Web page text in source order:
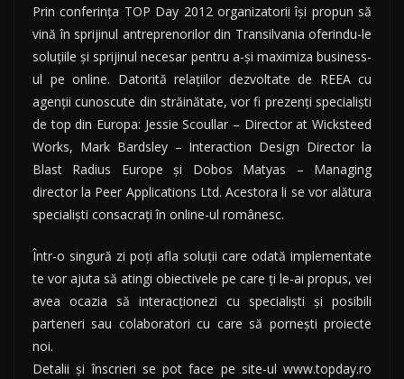
Prin conferința TOP Day 2012 organizatorii își propun să
vină în sprijinul antreprenorilor din Transilvania oferindu-le
soluțiile și sprijinul necesar pentru a-și maximiza business-
ul pe online. Datorită relațiilor dezvoltate de REEA cu
agenții cunoscute din străinătate, vor fi prezenţi specialiști
de top din Europa: Jessie Scoullar – Director at Wicksteed
Works, Mark Bardsley – Interaction Design Director la
Blast Radius Europe și Dobos Matyas – Managing
director la Peer Applications Ltd. Acestora li se vor alătura
specialiști consacrați în online-ul românesc.
Într-o singură zi poți afla soluții care odată implementate
te vor ajuta să atingi obiectivele pe care ți le-ai propus, vei
avea ocazia să interacționezi cu specialiști și posibili
parteneri sau colaboratori cu care să pornești proiecte
noi.
Detalii și înscrieri se pot face pe site-ul www.topday.ro